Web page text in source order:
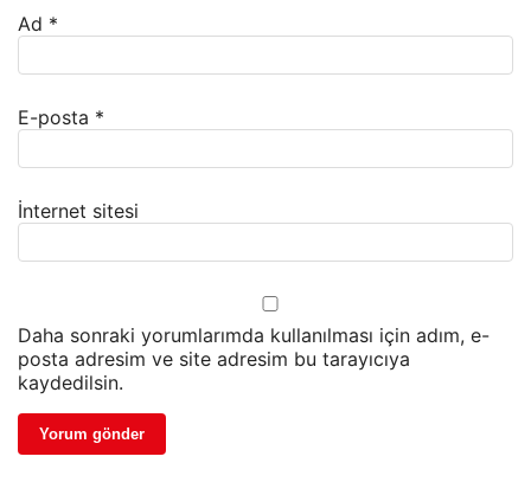
Ad *
E-posta *
İnternet sitesi
Daha sonraki yorumlarımda kullanılması için adım, e-
posta adresim ve site adresim bu tarayıcıya
kaydedilsin.